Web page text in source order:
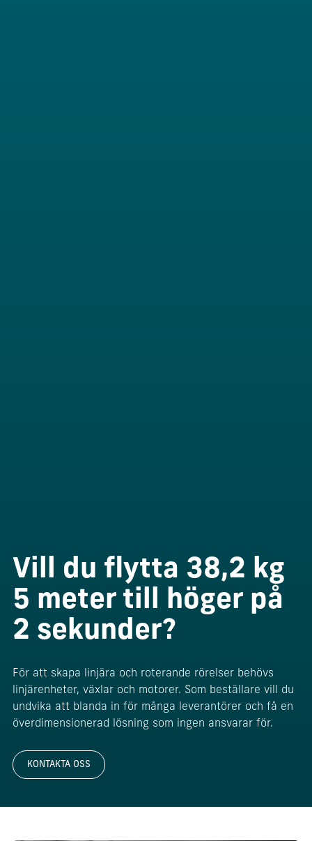
Vill du flytta 38,2 kg
5 meter till höger på
2 sekunder?
För att skapa linjära och roterande rörelser behövs
linjärenheter, växlar och motorer. Som beställare vill du
undvika att blanda in för många leverantörer och få en
överdimensionerad lösning som ingen ansvarar för.
KONTAKTA OSS